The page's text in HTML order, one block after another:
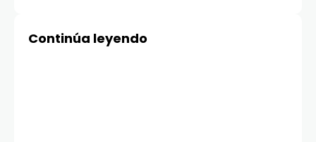
Continúa leyendo